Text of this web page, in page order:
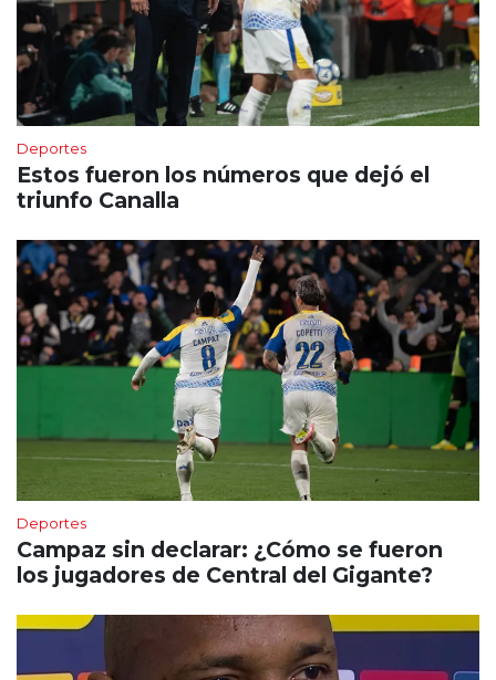
Deportes
Estos fueron los números que dejó el
triunfo Canalla
Deportes
Campaz sin declarar: ¿Cómo se fueron
los jugadores de Central del Gigante?